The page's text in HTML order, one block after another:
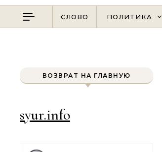
СЛОВО ПОЛИТИКА
ВОЗВРАТ НА ГЛАВНУЮ
syur.info